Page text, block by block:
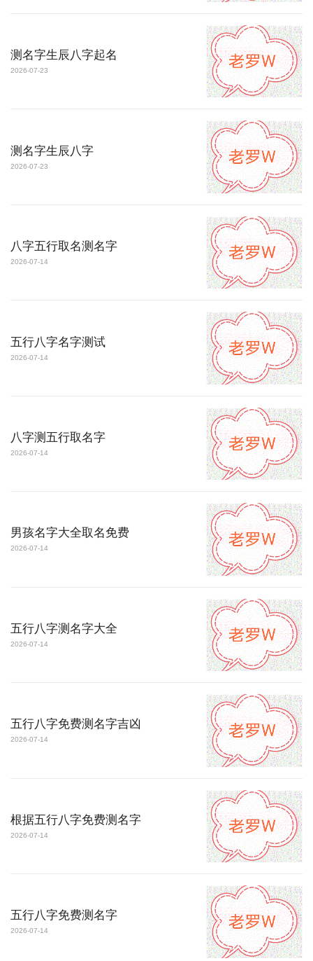
测名字生辰八字起名
2026-07-23
测名字生辰八字
2026-07-23
八字五行取名测名字
2026-07-14
五行八字名字测试
2026-07-14
八字测五行取名字
2026-07-14
男孩名字大全取名免费
2026-07-14
五行八字测名字大全
2026-07-14
五行八字免费测名字吉凶
2026-07-14
根据五行八字免费测名字
2026-07-14
五行八字免费测名字
2026-07-14